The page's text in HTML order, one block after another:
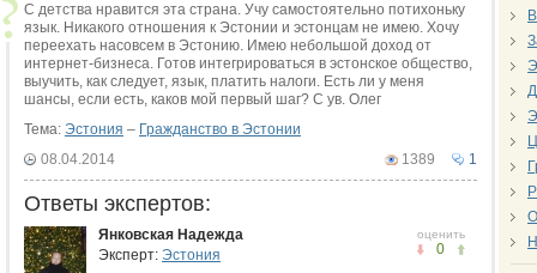
С детства нравится эта страна. Учу самостоятельно потихоньку
язык. Никакого отношения к Эстонии и эстонцам не имею. Хочу
переехать насовсем в Эстонию. Имею небольшой доход от
интернет-бизнеса. Готов интегрироваться в эстонское общество,
выучить, как следует, язык, платить налоги. Есть ли у меня
шансы, если есть, каков мой первый шаг? С ув. Олег
Тема: Эстония – Гражданство в Эстонии
1
1389
08.04.2014
Ответы экспертов:
оценить
0
Янковская Надежда
Эксперт: Эстония